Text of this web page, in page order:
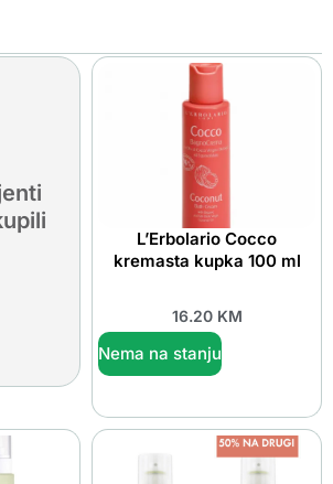
L’Erbolario Cocco
kremasta kupka 100 ml
16.20 KM
Nema na stanju